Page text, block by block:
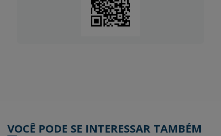
VOCÊ PODE SE INTERESSAR TAMBÉM